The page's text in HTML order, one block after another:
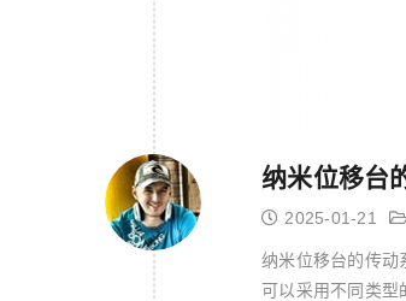
纳米位移台
2025-01-21
纳米位移台的传动
可以采用不同类型